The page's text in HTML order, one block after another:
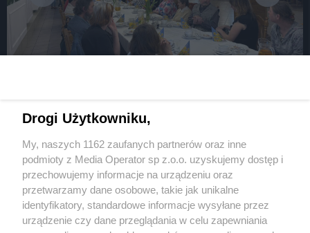
Wielkanocne śniadania w powiecie tarnogórskim.
atmosfery"
4 / 9
Wydawca mediów lokalnych
Drogi Użytkowniku,
My, naszych 1162 zaufanych partnerów oraz inne
podmioty z Media Operator sp z.o.o. uzyskujemy dostęp i
przechowujemy informacje na urządzeniu oraz
przetwarzamy dane osobowe, takie jak unikalne
identyfikatory, standardowe informacje wysyłane przez
urządzenie czy dane przeglądania w celu zapewniania